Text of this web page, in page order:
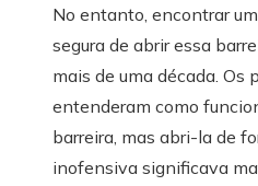
No entanto, encontrar
segura de abrir essa
mais de uma década. Os
entenderam como
barreira, mas abri-la de
inofensiva significava